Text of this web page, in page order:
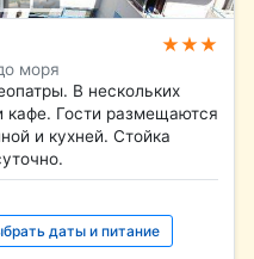
★★★
моря
В нескольких
Гости размещаются
и кухней. Стойка
даты и питание